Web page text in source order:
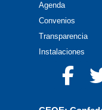
Agenda
Convenios
Transparencia
Instalaciones